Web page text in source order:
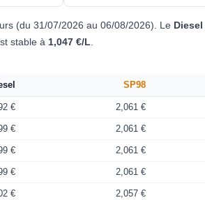
(du 31/07/2026 au 06/08/2026). Le Diesel
stable à 1,047 €/L
SP98
€ 2,061 €
€ 2,061 €
€ 2,061 €
€ 2,061 €
€ 2,057 €